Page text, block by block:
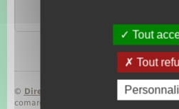
par une administration
© Direction de l’information légale et
comarquage developpé parbaseo.io
Tout
Tout